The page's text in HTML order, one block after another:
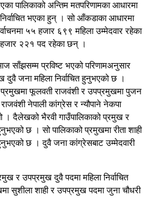
पालिकाको अन्तिम मतपरिणामका आधारमा
निर्वाचित भएका हुन् । सो आँकडाका आधारमा
५५ हजार ६९९ महिला उम्मेदवार रहेका
२२१ पद रहेका छन् ।
साँझसम्म प्रविष्ट भएको परिणामअनुसार
जना महिला निर्वाचित हुनुभएको छ ।
प्रमुखमा फूलवती राजवंशी र उपप्रमुखमा पुजन
नेपाली कांग्रेस र न्यौपाने नेकपा
। दैलेखको भैरवी गाउँपालिकाको प्रमुख र
छ । सो पालिकाको प्रमुखमा रीता शाही
हुनुभएको छ । दुवै जना कांग्रेसबाट उम्मेदवारी
र उपप्रमुख दुवै पदमा महिला निर्वाचित
सुशीला शाही र उपप्रमुख पदमा जुना चौधरी